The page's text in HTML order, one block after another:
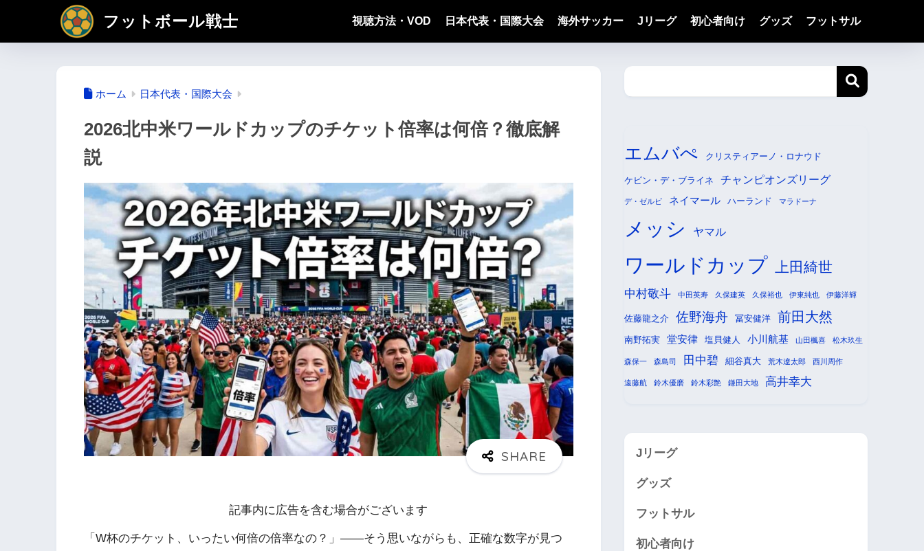
フットボール戦士 視聴方法・VOD 日本代表・国際大会 海外サッカー Jリーグ 初心者向け グッズ フットサル
ホーム 日本代表・国際大会
2026北中米ワールドカップのチケット倍率は何倍？徹底解
説
記事内に広告を含む場合がございます
「W杯のチケット、いったい何倍の倍率なの？」——そう思いながらも、正確な数字が見つ
エムバぺ クリスティアーノ・ロナウド
ケビン・デ・ブライネ チャンピオンズリーグ
デ・ゼルビ ネイマール ハーランド マラドーナ
メッシ ヤマル
ワールドカップ 上田綺世
中村敬斗 中田英寿 久保建英 久保裕也 伊東純也 伊藤洋輝
佐藤龍之介 佐野海舟 冨安健洋 前田大然
南野拓実 堂安律 塩貝健人 小川航基 山田楓喜 松木玖生
森保一 森島司 田中碧 細谷真大 荒木遼太郎 西川周作
遠藤航 鈴木優磨 鈴木彩艶 鎌田大地 高井幸大
Jリーグ
グッズ
フットサル
初心者向け